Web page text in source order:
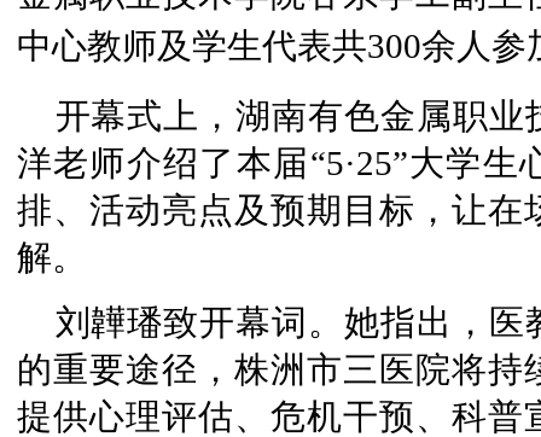
中心教师及学生代表共300余人
开幕式上，湖南有色金属职
洋老师介绍了本届“5·25”大学
排、活动亮点及预期目标，让
解。
刘韡璠致开幕词。她指出，
的重要途径，株洲市三医院将
提供心理评估、危机干预、科